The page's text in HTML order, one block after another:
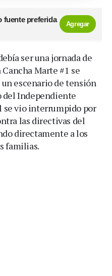
fuente preferida
Agregar
ser una jornada de
Marte #1 se
escenario de tensión
del Independiente
se vio interrumpido por
las directivas del
directamente a los
familias.